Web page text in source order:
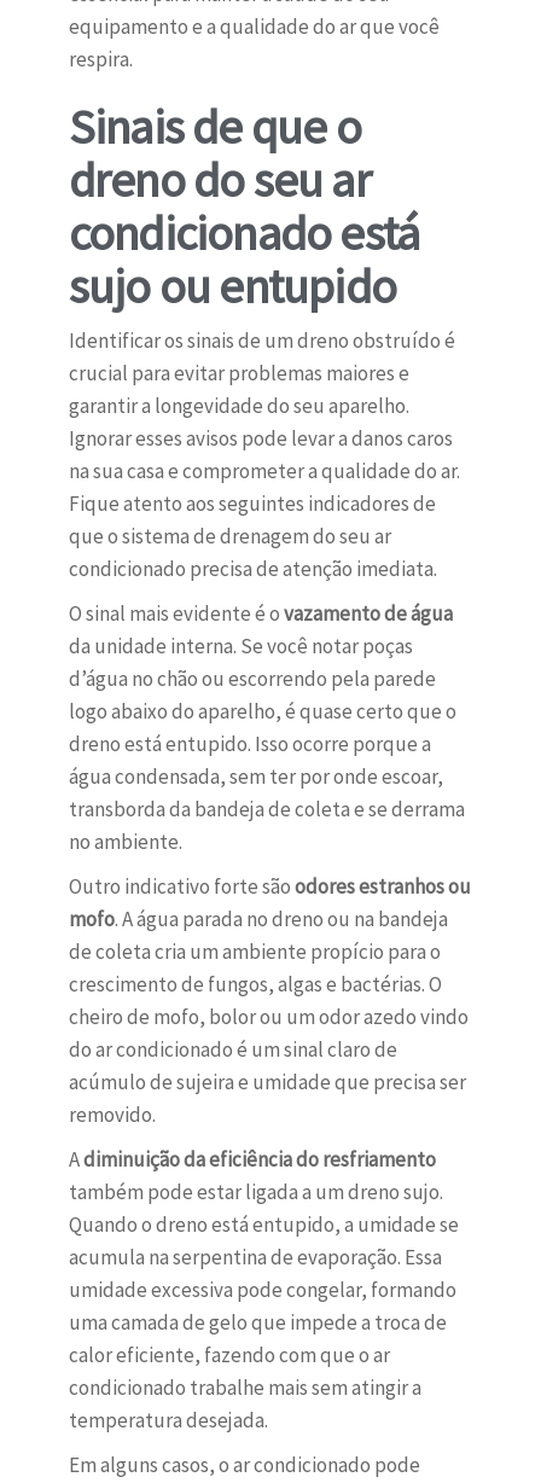
equipamento e a qualidade do ar que você
respira.
Sinais de que o
dreno do seu ar
condicionado está
sujo ou entupido
Identificar os sinais de um dreno obstruído é
crucial para evitar problemas maiores e
garantir a longevidade do seu aparelho.
Ignorar esses avisos pode levar a danos caros
na sua casa e comprometer a qualidade do ar.
Fique atento aos seguintes indicadores de
que o sistema de drenagem do seu ar
condicionado precisa de atenção imediata.
O sinal mais evidente é ovazamento de água
da unidade interna. Se você notar poças
d’água no chão ou escorrendo pela parede
logo abaixo do aparelho, é quase certo que o
dreno está entupido. Isso ocorre porque a
água condensada, sem ter por onde escoar,
transborda da bandeja de coleta e se derrama
no ambiente.
Outro indicativo forte sãoodores estranhos ou
mofo. A água parada no dreno ou na bandeja
de coleta cria um ambiente propício para o
crescimento de fungos, algas e bactérias. O
cheiro de mofo, bolor ou um odor azedo vindo
do ar condicionado é um sinal claro de
acúmulo de sujeira e umidade que precisa ser
removido.
Adiminuição da eficiência do resfriamento
também pode estar ligada a um dreno sujo.
Quando o dreno está entupido, a umidade se
acumula na serpentina de evaporação. Essa
umidade excessiva pode congelar, formando
uma camada de gelo que impede a troca de
calor eficiente, fazendo com que o ar
condicionado trabalhe mais sem atingir a
temperatura desejada.
Em alguns casos, o ar condicionado pode